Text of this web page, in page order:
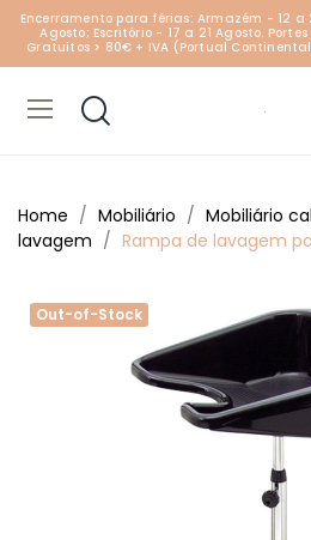
Encerramento para férias: Armazém - 12 a
Agosto; Escritório - 17 a 21 Agosto. Portes
Gratuitos > 80€ + IVA (Portual
Home Mobiliário Mobiliário
lavagem
Rampa de lavagem
Out-of-Stock